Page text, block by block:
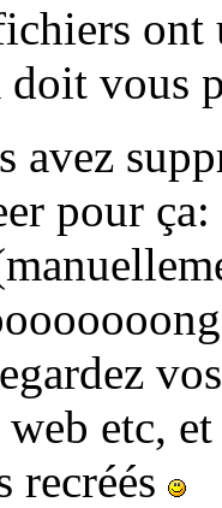
ont
doit
avez
pour ça:
web etc,
recréés